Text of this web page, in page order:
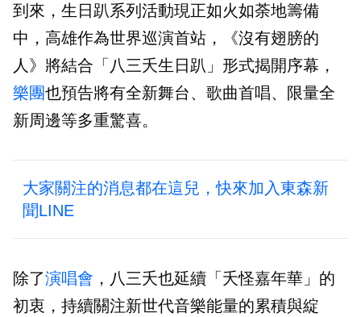
到來，生日趴系列活動現正如火如荼地籌備
中，高雄作為世界巡演首站，《沒有翅膀的
人》將結合「八三夭生日趴」形式揭開序幕，
樂團也預告將有全新舞台、歌曲首唱、限量全
新周邊等多重驚喜。
大家關注的消息都在這兒，快來加入東森新
聞LINE
除了演唱會 ，八三夭也延續「夭怪嘉年華」的
初衷，持續關注新世代音樂能量的累積與綻